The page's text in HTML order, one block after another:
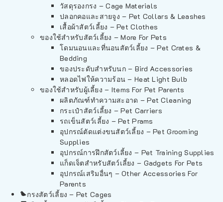
วัสดุรองกรง – Cage Materials
ปลอกคอและสายจูง – Pet Collars & Leashes
เสื้อผ้าสัตว์เลี้ยง – Pet Clothes
ของใช้สำหรับสัตว์เลี้ยง – More For Pets
โดมนอนและที่นอนสัตว์เลี้ยง – Pet Crates &
Bedding
ของประดับสำหรับนก – Bird Accessories
หลอดไฟให้ความร้อน – Heat Light Bulb
ของใช้สำหรับผู้เลี้ยง – Items For Pet Parents
ผลิตภัณฑ์ทำความสะอาด – Pet Cleaning
กระเป๋าสัตว์เลี้ยง – Pet Carriers
รถเข็นสัตว์เลี้ยง – Pet Prams
อุปกรณ์ตัดแต่งขนสัตว์เลี้ยง – Pet Grooming
Supplies
อุปกรณ์การฝึกสัตว์เลี้ยง – Pet Training Supplies
แก็ดเจ็ตสำหรับสัตว์เลี้ยง – Gadgets For Pets
อุปกรณ์เสริมอื่นๆ – Other Accessories For
Parents
กรงสัตว์เลี้ยง – Pet Cages